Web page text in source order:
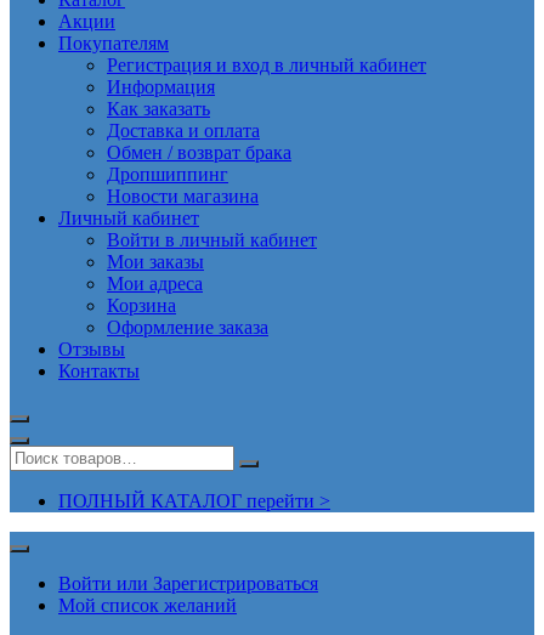
Акции
Покупателям
Регистрация и вход в личный кабинет
Информация
Как заказать
Доставка и оплата
Обмен / возврат брака
Дропшиппинг
Новости магазина
Личный кабинет
Войти в личный кабинет
Мои заказы
Мои адреса
Корзина
Оформление заказа
Отзывы
Контакты
ПОЛНЫЙ КАТАЛОГ перейти >
Войти или Зарегистрироваться
Мой список желаний